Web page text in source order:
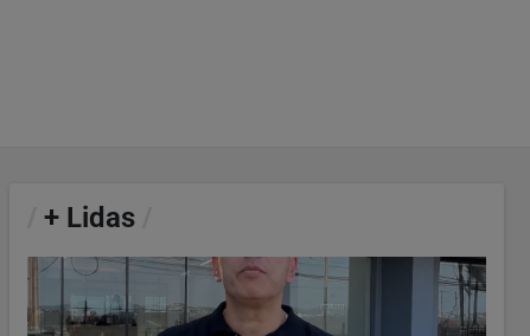
+ Lidas